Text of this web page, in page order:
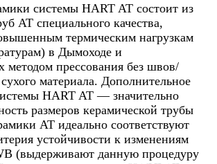
системы HART AT состоит из
АТ специального качества,
термическим нагрузкам
в Дымоходе и
методом прессования без швов/
материала. Дополнительное
HART AT — значительно
размеров керамической трубы
АТ идеально соответствуют
устойчивости к изменениям
(выдерживают данную процедуру